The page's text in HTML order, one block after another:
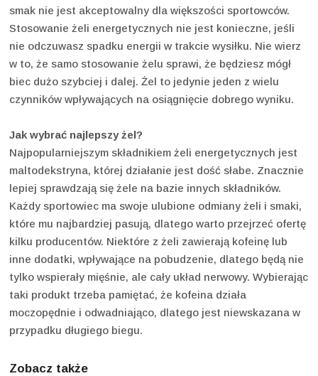
smak nie jest akceptowalny dla większości sportowców.
Stosowanie żeli energetycznych nie jest konieczne, jeśli
nie odczuwasz spadku energii w trakcie wysiłku. Nie wierz
w to, że samo stosowanie żelu sprawi, że będziesz mógł
biec dużo szybciej i dalej. Żel to jedynie jeden z wielu
czynników wpływających na osiągnięcie dobrego wyniku.
Jak wybrać najlepszy żel?
Najpopularniejszym składnikiem żeli energetycznych jest
maltodekstryna, której działanie jest dość słabe. Znacznie
lepiej sprawdzają się żele na bazie innych składników.
Każdy sportowiec ma swoje ulubione odmiany żeli i smaki,
które mu najbardziej pasują, dlatego warto przejrzeć ofertę
kilku producentów. Niektóre z żeli zawierają kofeinę lub
inne dodatki, wpływające na pobudzenie, dlatego będą nie
tylko wspierały mięśnie, ale cały układ nerwowy. Wybierając
taki produkt trzeba pamiętać, że kofeina działa
moczopędnie i odwadniająco, dlatego jest niewskazana w
przypadku długiego biegu.
Zobacz także